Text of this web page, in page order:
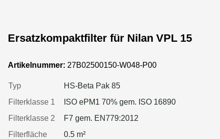
Ersatzkompaktfilter für Nilan VPL 15
Artikelnummer: 27B02500150-W048-P00
Typ
HS-Beta Pak 85
Filterklasse 1
ISO ePM1 70% gem. ISO 16890
Filterklasse 2
F7 gem. EN779:2012
Filterfläche
0.5 m²